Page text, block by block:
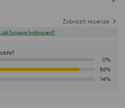
Zobrazit recenze
Jak funguje hodnocení?
0%
86%
14%